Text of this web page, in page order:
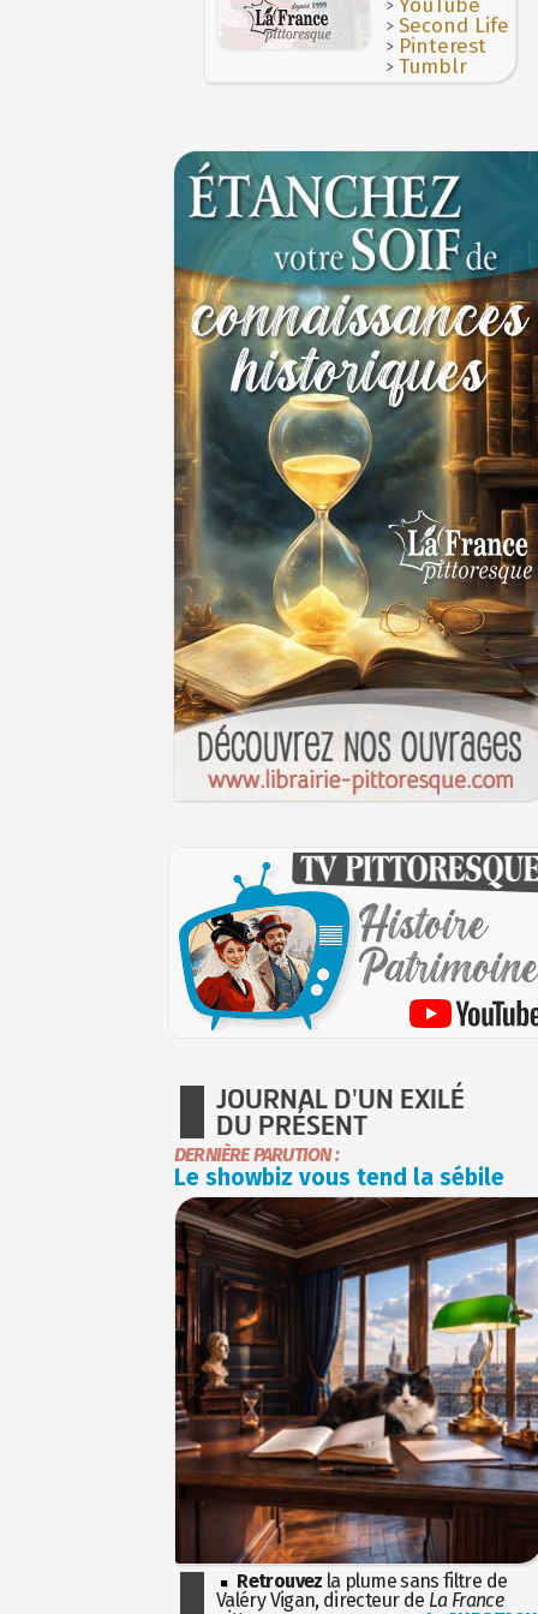
JOURNAL D'UN EXILÉ
DU PRÉSENT
DERNIÈRE PARUTION :
Le showbiz vous tend la sébile
Retrouvez la plume sans filtre de
Valéry Vigan, directeur de La France
YouTube
>Second Life
> Pinterest
>Tumblr